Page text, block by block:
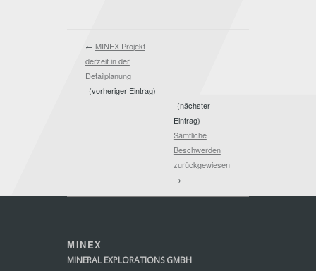
← MINEX-Projekt
derzeit in der
Detailplanung
(vorheriger Eintrag)
(nächster
Eintrag)
Sämtliche
Beschwerden
zurückgewiesen
→
MINEX
MINERAL EXPLORATIONS GMBH